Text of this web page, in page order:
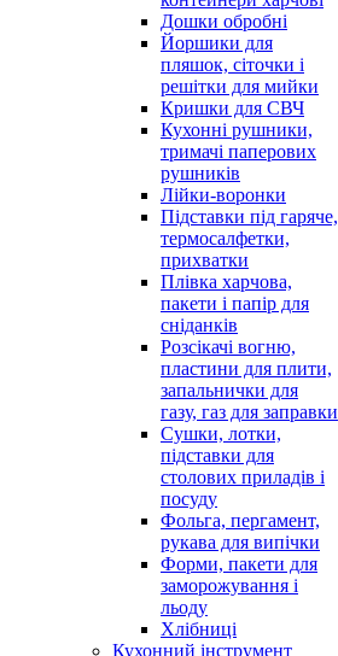
Дошки обробні
Йоршики для
пляшок, сіточки і
решітки для мийки
Кришки для СВЧ
Кухонні рушники,
тримачі паперових
рушників
Лійки-воронки
Підставки під гаряче,
термосалфетки,
прихватки
Плівка харчова,
пакети і папір для
сніданків
Розсікачі вогню,
пластини для плити,
запальнички для
газу, газ для заправки
Сушки, лотки,
підставки для
столових приладів і
посуду
Фольга, пергамент,
рукава для випічки
Форми, пакети для
заморожування і
льоду
Хлібниці
Кухонний інструмент